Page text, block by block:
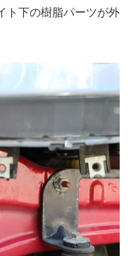
ト下の樹脂パーツが外